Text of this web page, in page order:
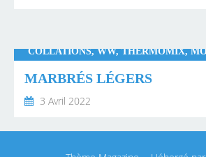
MARBRÉS LÉGERS
3 Avril 2022